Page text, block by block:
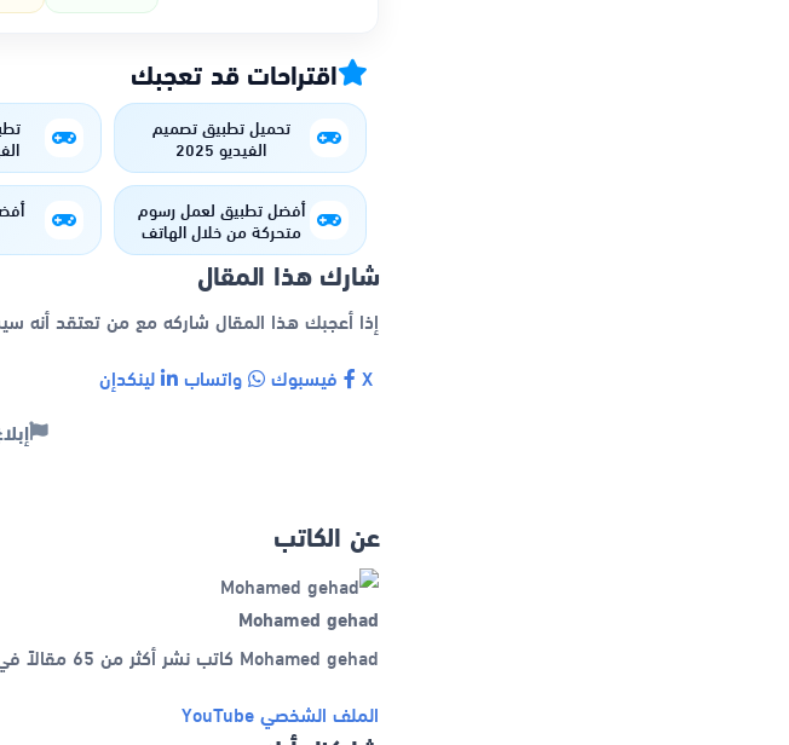
اقتراحات قد تعجبك
تحميل تطبيق تصميم
الفيديو 2025
أفضل تطبيق لعمل رسوم
متحركة من خلال الهاتف
شارك هذا المقال
إذا أعجبك هذا المقال شاركه مع من تعتقد أنه
فيسبوك واتساب لينكدإن
عن الكاتب
Mohamed gehad
Mohamed gehad كاتب نشر أكثر من 65 مقالاً في تطبيقات ومواقع وألعاب.
الملف الشخصي YouTube